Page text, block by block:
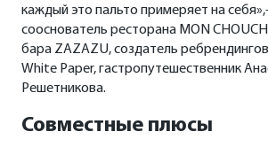
каждый это пальто примеряет на
сооснователь ресторана MON
бара ZAZAZU, создатель
White Paper, гастропутешественник
Решетникова.
Совместные плюсы